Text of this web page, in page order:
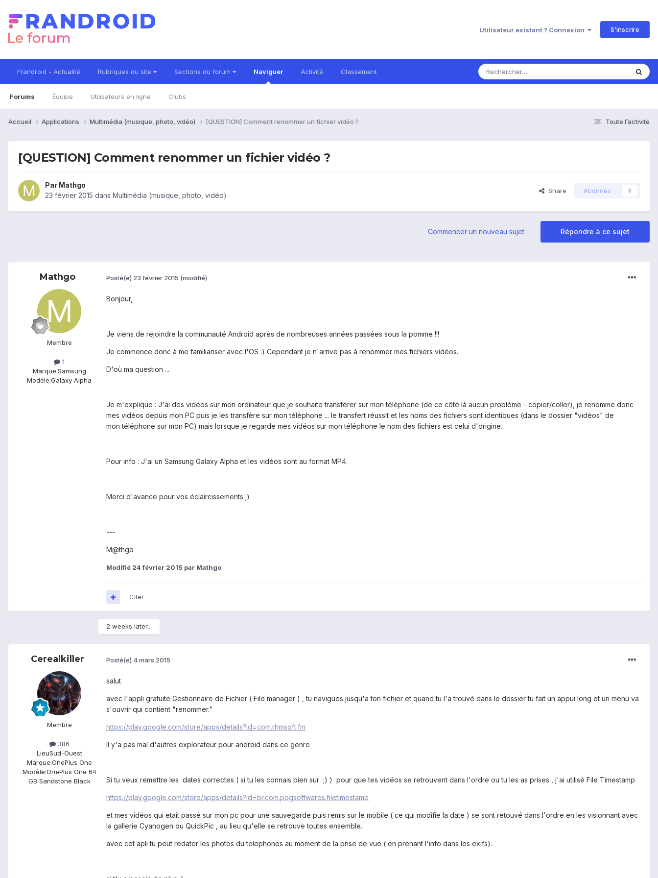
Utilisateur existant ? Connexion S’inscrire
Frandroid - Actualité Rubriques du site Sections du forum Naviguer
Forums Équipe Utilisateurs en ligne Clubs
Activité Classement
Toute l’activité
Accueil Applications Multimédia (musique, photo, vidéo) [QUESTION] Comment renommer un fichier vidéo ?
[QUESTION] Comment renommer un fichier vidéo ?
Par Mathgo
23 février 2015 dans Multimédia (musique, photo, vidéo)
Share Abonnés 0
Répondre à ce sujet
Commencer un nouveau sujet
Mathgo
Membre
1
Marque:Samsung
Modèle:Galaxy Alpha
Posté(e) 23 février 2015 (modifié)
Bonjour,
Je viens de rejoindre la communauté Android après de nombreuses années passées sous la pomme !!!
Je commence donc à me familiariser avec l'OS :) Cependant je n'arrive pas à renommer mes fichiers vidéos.
D'où ma question ...
Je m'explique : J'ai des vidéos sur mon ordinateur que je souhaite transférer sur mon téléphone (de ce côté là aucun problème - copier/coller), je renomme donc
mes vidéos depuis mon PC puis je les transfère sur mon téléphone ... le transfert réussit et les noms des fichiers sont identiques (dans le dossier "vidéos" de
mon téléphone sur mon PC) mais lorsque je regarde mes vidéos sur mon téléphone le nom des fichiers est celui d'origine.
Pour info : J'ai un Samsung Galaxy Alpha et les vidéos sont au format MP4.
Merci d'avance pour vos éclaircissements ;)
---
M@thgo
Modifié 24 février 2015 par Mathgo
Citer
2 weeks later...
Cerealkiller
Membre
386
LieuSud-Ouest
Marque:OnePlus One
Modèle:OnePlus One 64
GB Sandstone Black
Posté(e) 4 mars 2015
salut
avec l'appli gratuite Gestionnaire de Fichier ( File manager ) , tu navigues jusqu'a ton fichier et quand tu l'a trouvé dans le dossier tu fait un appui long et un menu va
s'ouvrir qui contient "renommer."
https://play.google.com/store/apps/details?id=com.rhmsoft.fm
Il y'a pas mal d'autres explorateur pour android dans ce genre
Si tu veux remettre les dates correctes ( si tu les connais bien sur ;) ) pour que tes vidéos se retrouvent dans l'ordre ou tu les as prises , j'ai utilisé File Timestamp
https://play.google.com/store/apps/details?id=br.com.pogsoftwares.filetimestamp
et mes vidéos qui etait passé sur mon pc pour une sauvegarde puis remis sur le mobile ( ce qui modifie la date ) se sont retouvé dans l'ordre en les visionnant avec
la gallerie Cyanogen ou QuickPic , au lieu qu'elle se retrouve toutes ensemble.
avec cet apli tu peut redater les photos du telephones au moment de la prise de vue ( en prenant l'info dans les exifs).